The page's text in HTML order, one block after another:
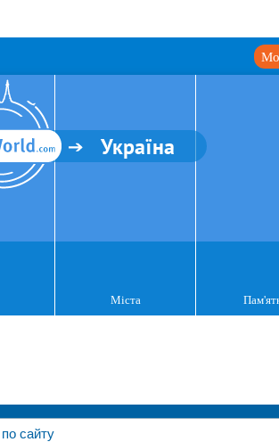
Україна
Міста